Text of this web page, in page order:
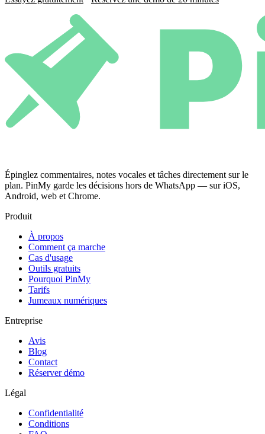
Épinglez commentaires, notes vocales et tâches directement sur le
plan. PinMy garde les décisions hors de WhatsApp — sur iOS,
Android, web et Chrome.
Produit
À propos
Comment ça marche
Cas d'usage
Outils gratuits
Pourquoi PinMy
Tarifs
Jumeaux numériques
Entreprise
Avis
Blog
Contact
Réserver démo
Légal
Confidentialité
Conditions